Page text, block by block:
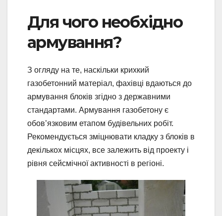
Для чого необхідно
армування?
З огляду на те, наскільки крихкий
газобетонний матеріал, фахівці вдаються до
армування блоків згідно з державними
стандартами. Армування газобетону є
обов’язковим етапом будівельних робіт.
Рекомендується зміцнювати кладку з блоків в
декількох місцях, все залежить від проекту і
рівня сейсмічної активності в регіоні.